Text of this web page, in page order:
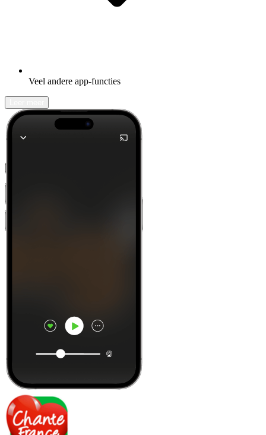
Veel andere app-functies